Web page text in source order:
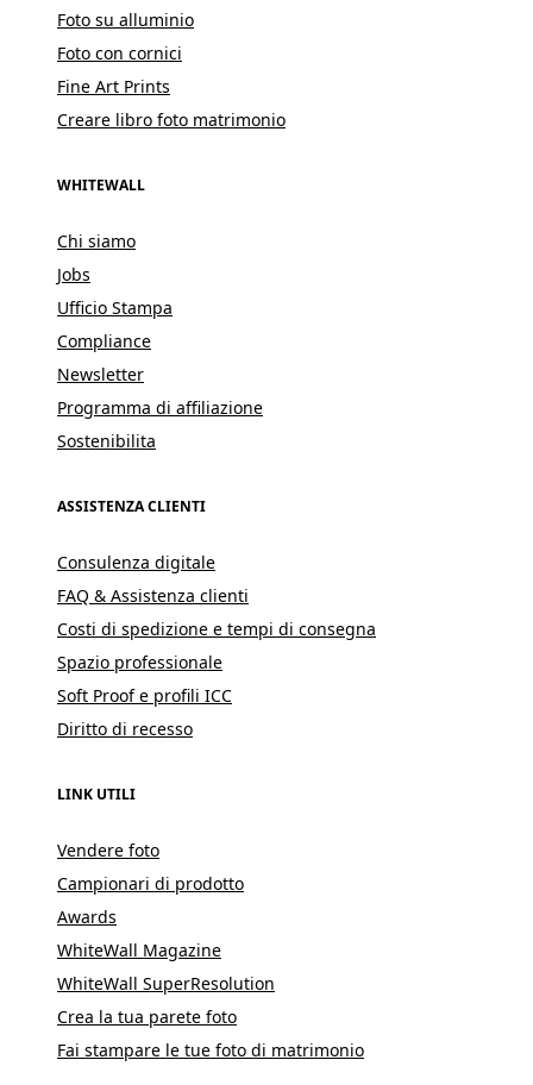
Foto su alluminio
Foto con cornici
Fine Art Prints
Creare libro foto matrimonio
WHITEWALL
Chi siamo
Jobs
Ufficio Stampa
Compliance
Newsletter
Programma di affiliazione
Sostenibilita
ASSISTENZA CLIENTI
Consulenza digitale
FAQ & Assistenza clienti
Costi di spedizione e tempi di consegna
Spazio professionale
Soft Proof e profili ICC
Diritto di recesso
LINK UTILI
Vendere foto
Campionari di prodotto
Awards
WhiteWall Magazine
WhiteWall SuperResolution
Crea la tua parete foto
Fai stampare le tue foto di matrimonio